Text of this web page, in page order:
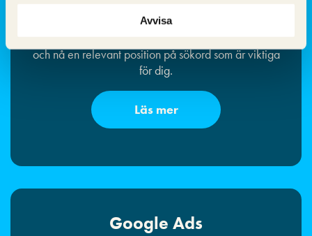
Avvisa
Ta plats och konkurrera i det organiska sökresultatet
och nå en relevant position på sökord som är viktiga
för dig.
Läs mer
Google Ads